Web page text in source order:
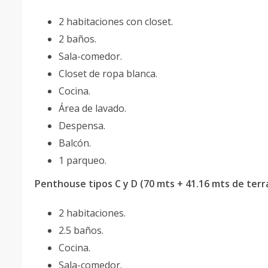
2 habitaciones con closet.
2 baños.
Sala-comedor.
Closet de ropa blanca.
Cocina.
Área de lavado.
Despensa.
Balcón.
1 parqueo.
Penthouse tipos C y D (70 mts + 41.16 mts de
2 habitaciones.
2.5 baños.
Cocina.
Sala-comedor.